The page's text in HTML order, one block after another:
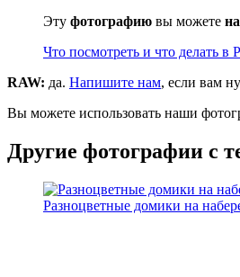
Эту фотографию вы можете
Что посмотреть и что делать в
RAW: да. Напишите нам, если вам
Вы можете использовать наши
Другие фотографии с
Разноцветные домики на